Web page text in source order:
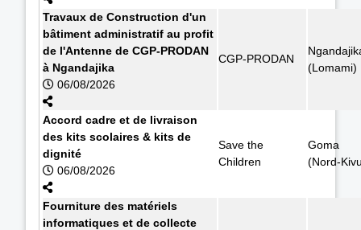
Travaux de Construction d'un
bâtiment administratif au profit
de l'Antenne de CGP-PRODAN
à Ngandajika
06/08/2026
CGP-PRODAN
(Lomami)
Accord cadre et de livraison
des kits scolaires & kits de
dignité
06/08/2026
Save the
Children
Goma
(Nord-
Fourniture des matériels
informatiques et de collecte